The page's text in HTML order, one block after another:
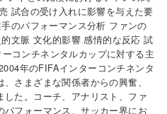
試合の受け入れに影響を与えた要
のパフォーマンス分析 ファンの
文脈 文化的影響 感情的な反応 試
コンチネンタルカップに対する主
年のFIFAインターコンチネンタ
さまざまな関係者からの興奮、
た。コーチ、アナリスト、ファ
フォーマンス、サッカー界にお